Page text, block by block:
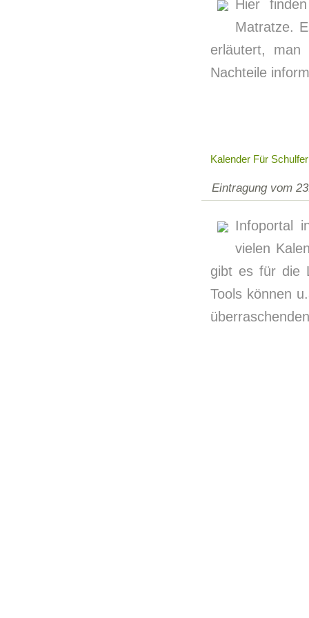
Hier
Matratze.
erläutert,
Nachteile
Kalender Für
Eintragung vom
Infoportal
vielen
gibt es für die
Tools können